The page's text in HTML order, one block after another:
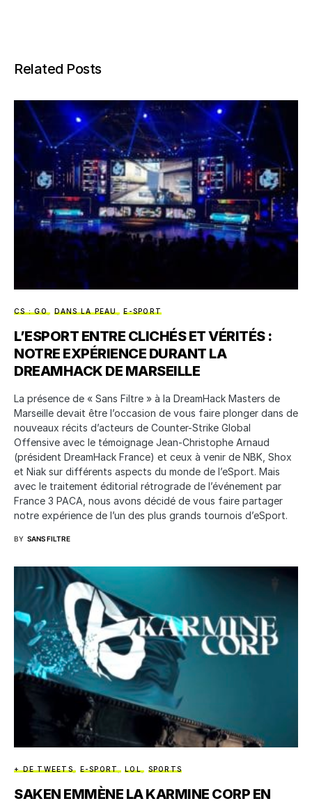
Related Posts
CS : GO DANS LA PEAU E-SPORT
L’ESPORT ENTRE CLICHÉS ET VÉRITÉS :
NOTRE EXPÉRIENCE DURANT LA
DREAMHACK DE MARSEILLE
La présence de « Sans Filtre » à la DreamHack Masters de
Marseille devait être l’occasion de vous faire plonger dans de
nouveaux récits d’acteurs de Counter-Strike Global
Offensive avec le témoignage Jean-Christophe Arnaud
(président DreamHack France) et ceux à venir de NBK, Shox
et Niak sur différents aspects du monde de l’eSport. Mais
avec le traitement éditorial rétrograde de l’événement par
France 3 PACA, nous avons décidé de vous faire partager
notre expérience de l’un des plus grands tournois d’eSport.
BY SANS FILTRE
+ DE TWEETS E-SPORT LOL SPORTS
SAKEN EMMÈNE LA KARMINE CORP EN